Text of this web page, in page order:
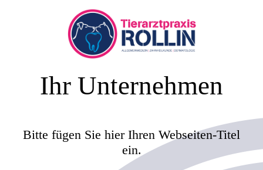
Ihr Unternehmen
Bitte fügen Sie hier Ihren Webseiten-Titel
ein.